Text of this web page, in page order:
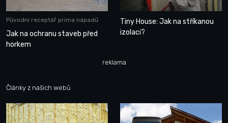
Původní receptář prima nápadů
Jak na ochranu staveb před
horkem
Tiny House: Jak na stříkanou
izolaci?
reklama
Články z našich webů